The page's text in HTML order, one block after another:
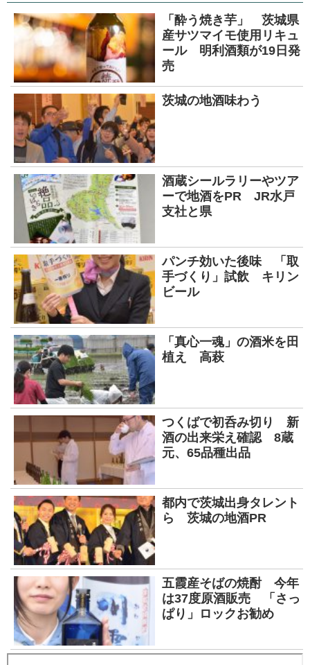
「酔う焼き芋」 茨城県
産サツマイモ使用リキュ
ール 明利酒類が19日発
売
茨城の地酒味わう
酒蔵シールラリーやツア
ーで地酒をPR JR水戸
支社と県
パンチ効いた後味 「取
手づくり」試飲 キリン
ビール
「真心一魂」の酒米を田
植え 高萩
つくばで初呑み切り 新
酒の出来栄え確認 8蔵
元、65品種出品
都内で茨城出身タレント
ら 茨城の地酒PR
五霞産そばの焼酎 今年
は37度原酒販売 「さっ
ぱり」ロックお勧め